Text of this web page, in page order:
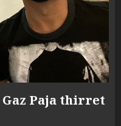
Paja thirret